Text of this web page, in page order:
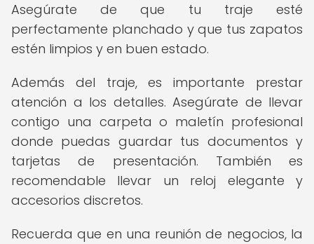
Asegúrate de que tu traje esté
perfectamente planchado y que tus zapatos
estén limpios y en buen estado.
Además del traje, es importante prestar
atención a los detalles. Asegúrate de llevar
contigo una carpeta o maletín profesional
donde puedas guardar tus documentos y
tarjetas de presentación. También es
recomendable llevar un reloj elegante y
accesorios discretos.
Recuerda que en una reunión de negocios, la